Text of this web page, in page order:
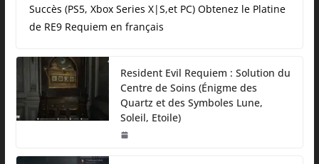
Succès (PS5, Xbox Series X|S,et PC) Obtenez le Platine
de RE9 Requiem en français
Resident Evil Requiem : Solution du
Centre de Soins (Énigme des
Quartz et des Symboles Lune,
Soleil, Etoile)